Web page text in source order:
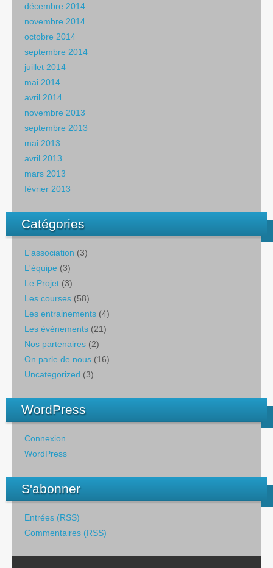
décembre 2014
novembre 2014
octobre 2014
septembre 2014
juillet 2014
mai 2014
avril 2014
novembre 2013
septembre 2013
mai 2013
avril 2013
mars 2013
février 2013
Catégories
L'association (3)
L'équipe (3)
Le Projet (3)
Les courses (58)
Les entrainements (4)
Les évènements (21)
Nos partenaires (2)
On parle de nous (16)
Uncategorized (3)
WordPress
Connexion
WordPress
S'abonner
Entrées (RSS)
Commentaires (RSS)